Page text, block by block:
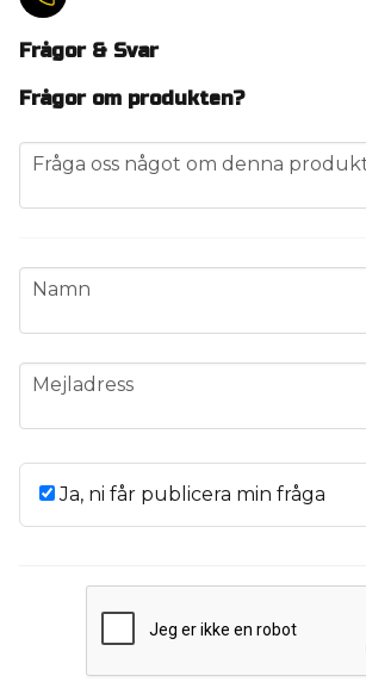
Frågor & Svar
Frågor om produkten?
question
Fråga oss något om denna
name
Namn
email
Mejladress
Ja, ni får publicera min fråga